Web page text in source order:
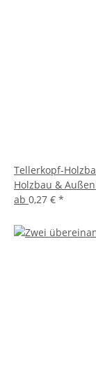
Tellerkopf-
Holzbau &
ab 0,27 € *